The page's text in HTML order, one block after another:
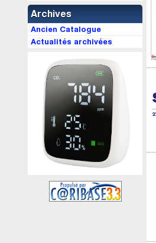
Archives
Ancien Catalogue
Actualités archivées